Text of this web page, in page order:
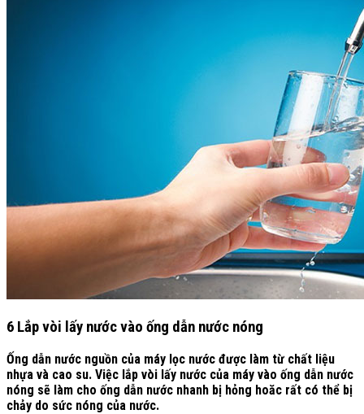
6 Lắp vòi lấy nước vào ống dẫn nước nóng
Ống dẫn nước nguồn của máy lọc nước được làm từ chất liệu
nhựa và cao su. Việc lắp vòi lấy nước của máy vào ống dẫn nước
nóng sẽ làm cho ống dẫn nước nhanh bị hỏng hoăc rất có thể bị
chảy do sức nóng của nước.